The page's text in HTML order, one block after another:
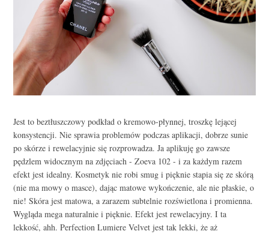
Jest to beztłuszczowy podkład o kremowo-płynnej, troszkę lejącej
konsystencji. Nie sprawia problemów podczas aplikacji, dobrze sunie
po skórze i rewelacyjnie się rozprowadza. Ja aplikuję go zawsze
pędzlem widocznym na zdjęciach - Zoeva 102 - i za każdym razem
efekt jest idealny. Kosmetyk nie robi smug i pięknie stapia się ze skórą
(nie ma mowy o masce), dając matowe wykończenie, ale nie płaskie, o
nie! Skóra jest matowa, a zarazem subtelnie rozświetlona i promienna.
Wygląda mega naturalnie i pięknie. Efekt jest rewelacyjny. I ta
lekkość, ahh. Perfection Lumiere Velvet jest tak lekki, że aż